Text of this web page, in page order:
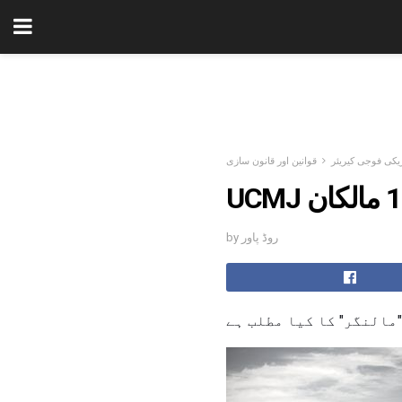
فوجی کیریئر قوانین اور قانون سازی
by روڈ پاور
کا کیا مطلب ہے